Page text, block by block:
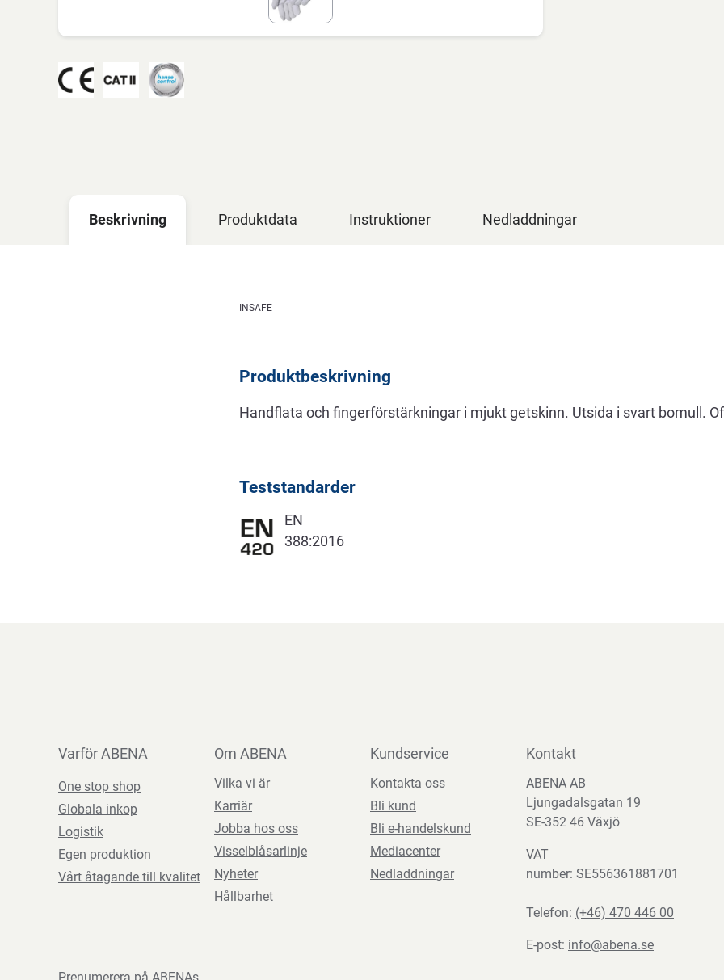
Beskrivning Produktdata Instruktioner Nedladdningar
Beskrivning
INSAFE
Produktbeskrivning
Handflata och fingerförstärkningar i mjukt getskinn. Utsida i svart bomull.
Teststandarder
EN
388:2016
Varför ABENA
One stop shop
Globala inkop
Logistik
Egen produktion
Vårt åtagande till kvalitet
Om ABENA
Vilka vi är
Karriär
Jobba hos oss
Visselblåsarlinje
Nyheter
Hållbarhet
Kundservice
Kontakta oss
Bli kund
Bli e-handelskund
Mediacenter
Nedladdningar
Kontakt
ABENA AB
Ljungadalsgatan 19
SE-352 46 Växjö
VAT
number: SE556361881701
Telefon: (+46) 470 446 00
E-post: info@abena.se